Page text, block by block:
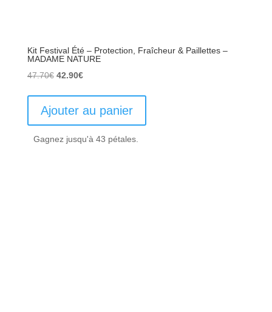
Kit Festival Été – Protection, Fraîcheur & Paillettes –
MADAME NATURE
47.70€ Le
initial
47.70€.
42.90€Le
actuel
42.90€.
Ajouter au panier
Gagnez jusqu'à 43 pétales.